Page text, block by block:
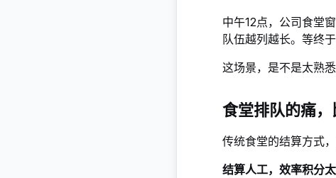
中午12点，公司食堂
队伍越列越长。等终
这场景，是不是太熟悉
食堂排队的痛
传统食堂的结算方式
结算人工，效率积分太